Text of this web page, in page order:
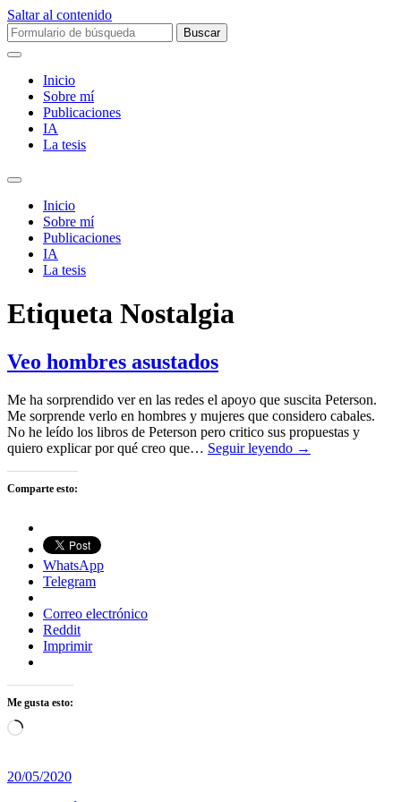
Saltar al contenido
Buscar:
Inicio
Sobre mí­
Publicaciones
IA
La tesis
Alternar
campo
búsqueda
Inicio
Sobre mí­
Publicaciones
IA
La tesis
Etiqueta Nostalgia
Veo hombres asustados
Me ha sorprendido ver en las redes el apoyo que suscita Peterson.
Me sorprende verlo en hombres y mujeres que considero cabales.
No he leído los libros de Peterson pero critico sus propuestas y
quiero explicar por qué creo que… Seguir leyendo →
Comparte esto:
WhatsApp
Telegram
Correo electrónico
Reddit
Imprimir
Me gusta esto:
Cargando...
20/05/2020